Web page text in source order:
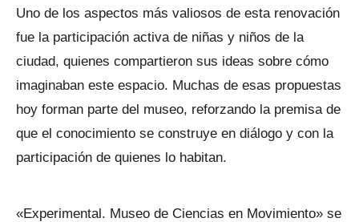
Uno de los aspectos más valiosos de esta renovación
fue la participación activa de niñas y niños de la
ciudad, quienes compartieron sus ideas sobre cómo
imaginaban este espacio. Muchas de esas propuestas
hoy forman parte del museo, reforzando la premisa de
que el conocimiento se construye en diálogo y con la
participación de quienes lo habitan.
«Experimental. Museo de Ciencias en Movimiento» se